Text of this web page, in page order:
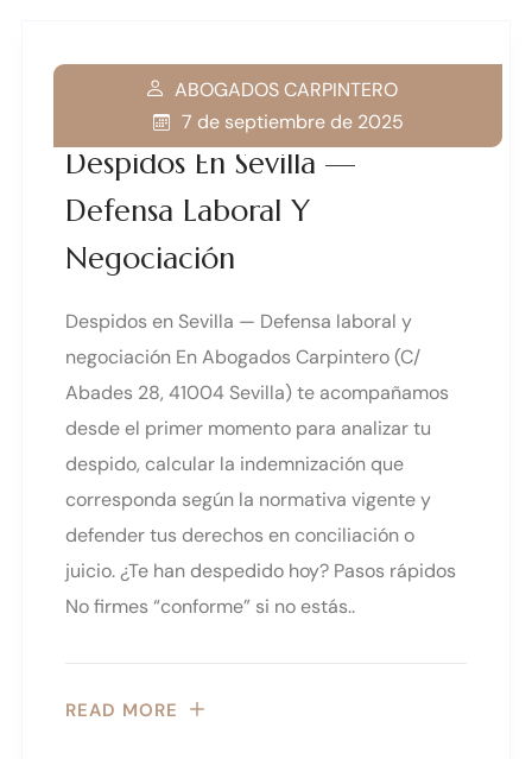
Despidos En Sevilla —
Defensa Laboral Y
Negociación
ABOGADOS CARPINTERO
7 de septiembre de 2025
Despidos en Sevilla — Defensa laboral y
negociación En Abogados Carpintero (C/
Abades 28, 41004 Sevilla) te acompañamos
desde el primer momento para analizar tu
despido, calcular la indemnización que
corresponda según la normativa vigente y
defender tus derechos en conciliación o
juicio. ¿Te han despedido hoy? Pasos rápidos
No firmes “conforme” si no estás..
READ MORE